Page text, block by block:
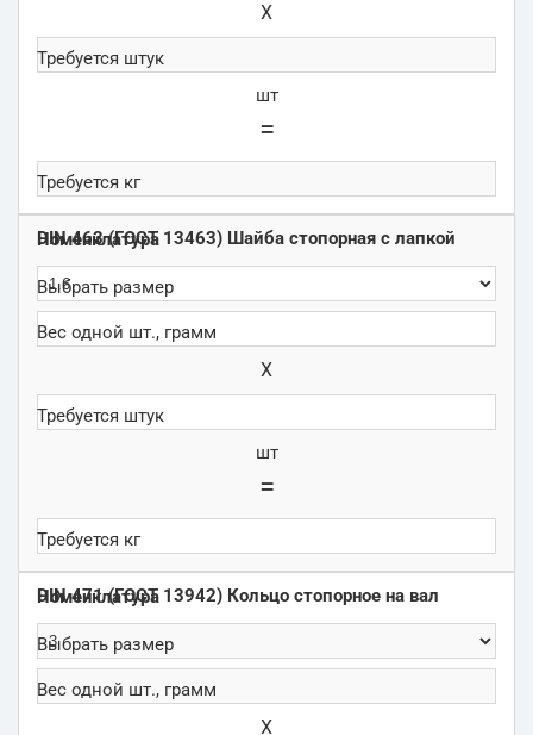
Х
шт
=
DIN 463 (ГОСТ 13463) Шайба стопорная с лапкой
Х
шт
=
DIN 471 (ГОСТ 13942) Кольцо стопорное на вал
Х